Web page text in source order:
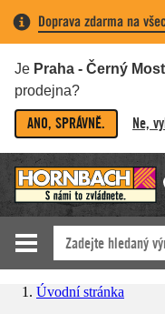
Doprava zdarma na
Je Praha - Černý Most
prodejna?
ANO, SPRÁVNĚ. Ne,
Úvodní stránka